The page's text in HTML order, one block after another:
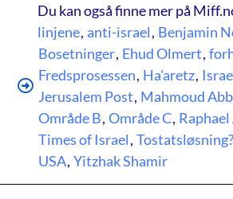
Du kan også finne mer på
linjene, anti-israel, Benjamin
Bosetninger, Ehud Olmert,
Fredsprosessen, Ha'aretz,
Jerusalem Post, Mahmoud
Område B, Område C,
Times of Israel, Tostatsløsning?
USA, Yitzhak Shamir